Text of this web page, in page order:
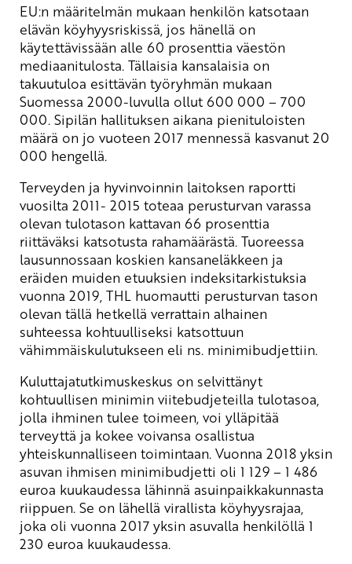
EU:n määritelmän mukaan henkilön katsotaan
elävän köyhyysriskissä, jos hänellä on
käytettävissään alle 60 prosenttia väestön
mediaanitulosta. Tällaisia kansalaisia on
takuutuloa esittävän työryhmän mukaan
Suomessa 2000-luvulla ollut 600 000 – 700
000. Sipilän hallituksen aikana pienituloisten
määrä on jo vuoteen 2017 mennessä kasvanut 20
000 hengellä.
Terveyden ja hyvinvoinnin laitoksen raportti
vuosilta 2011- 2015 toteaa perusturvan varassa
olevan tulotason kattavan 66 prosenttia
riittäväksi katsotusta rahamäärästä. Tuoreessa
lausunnossaan koskien kansaneläkkeen ja
eräiden muiden etuuksien indeksitarkistuksia
vuonna 2019, THL huomautti perusturvan tason
olevan tällä hetkellä verrattain alhainen
suhteessa kohtuulliseksi katsottuun
vähimmäiskulutukseen eli ns. minimibudjettiin.
Kuluttajatutkimuskeskus on selvittänyt
kohtuullisen minimin viitebudjeteilla tulotasoa,
jolla ihminen tulee toimeen, voi ylläpitää
terveyttä ja kokee voivansa osallistua
yhteiskunnalliseen toimintaan. Vuonna 2018 yksin
asuvan ihmisen minimibudjetti oli 1 129 – 1 486
euroa kuukaudessa lähinnä asuinpaikkakunnasta
riippuen. Se on lähellä virallista köyhyysrajaa,
joka oli vuonna 2017 yksin asuvalla henkilöllä 1
230 euroa kuukaudessa.